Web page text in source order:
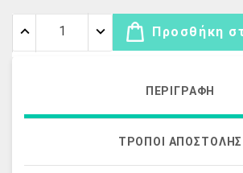
Προσθήκη
ΠΕΡΙΓΡΑΦΉ
ΤΡΌΠΟΙ ΑΠΟΣΤΟΛΉΣ